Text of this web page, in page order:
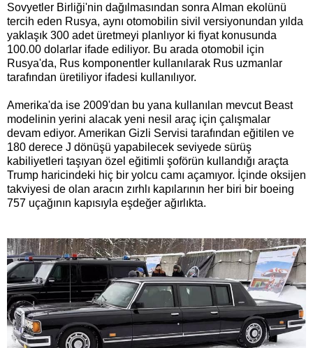
Sovyetler Birliği'nin dağılmasından sonra Alman ekolünü
tercih eden Rusya, aynı otomobilin sivil versiyonundan yılda
yaklaşık 300 adet üretmeyi planlıyor ki fiyat konusunda
100.00 dolarlar ifade ediliyor. Bu arada otomobil için
Rusya'da, Rus komponentler kullanılarak Rus uzmanlar
tarafından üretiliyor ifadesi kullanılıyor.
Amerika'da ise 2009'dan bu yana kullanılan mevcut Beast
modelinin yerini alacak yeni nesil araç için çalışmalar
devam ediyor. Amerikan Gizli Servisi tarafından eğitilen ve
180 derece J dönüşü yapabilecek seviyede sürüş
kabiliyetleri taşıyan özel eğitimli şoförün kullandığı araçta
Trump haricindeki hiç bir yolcu camı açamıyor. İçinde oksijen
takviyesi de olan aracın zırhlı kapılarının her biri bir boeing
757 uçağının kapısıyla eşdeğer ağırlıkta.